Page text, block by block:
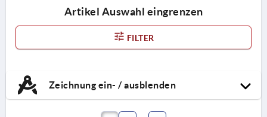
Artikel Auswahl eingrenzen
FILTER
Zeichnung ein- / ausblenden